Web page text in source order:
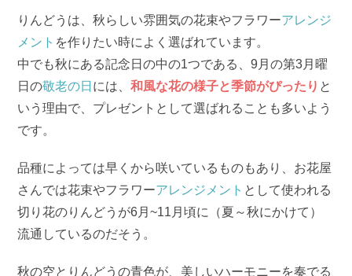
りんどうは、秋らしい雰囲気の花束やフラワーアレンジ
メント を作りたい時によく選ばれています。
中でも秋にある記念日の中の1つである、9月の第3月曜
日の敬老の日 には、和風な花の様子と季節がぴったり と
いう理由で、プレゼントとして選ばれることも多いよう
です。
品種によっては早くから咲いているものもあり、お花屋
さんでは花束やフラワーアレンジメント として使われる
切り花のりんどうが6月~11月頃に（夏～秋にかけて）
流通しているのだそう。
秋の空とりんどうの青色が、美しいハーモニーを奏でる